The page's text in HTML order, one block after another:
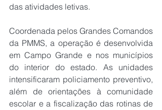
das atividades letivas.
Coordenada pelos Grandes Comandos
da PMMS, a operação é desenvolvida
em Campo Grande e nos municípios
do interior do estado. As unidades
intensificaram policiamento preventivo,
além de orientações à comunidade
escolar e a fiscalização das rotinas de